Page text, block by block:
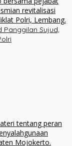
Panggilan Sujud,